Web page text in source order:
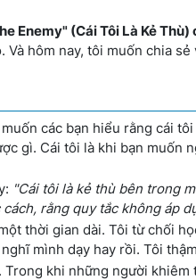
Enemy" (Cái Tôi Là Kẻ
Và hôm nay, tôi muốn chia
các bạn hiểu rằng cái
gì. Cái tôi là khi bạn muốn
"Cái tôi là kẻ thù bên trong
rằng quy tắc không áp
thời gian dài. Tôi từ chối
mình dạy hay rồi. Tôi
Trong khi những người